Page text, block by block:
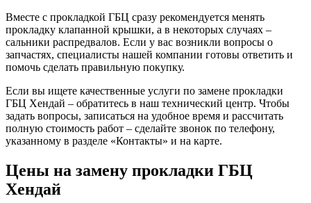
Вместе с прокладкой ГБЦ сразу рекомендуется менять
прокладку клапанной крышки, а в некоторых случаях –
сальники распредвалов. Если у вас возникли вопросы о
запчастях, специалисты нашей компании готовы ответить и
помочь сделать правильную покупку.
Если вы ищете качественные услуги по замене прокладки
ГБЦ Хендай – обратитесь в наш технический центр. Чтобы
задать вопросы, записаться на удобное время и рассчитать
полную стоимость работ – сделайте звонок по телефону,
указанному в разделе «Контакты» и на карте.
Цены на замену прокладки ГБЦ
Хендай